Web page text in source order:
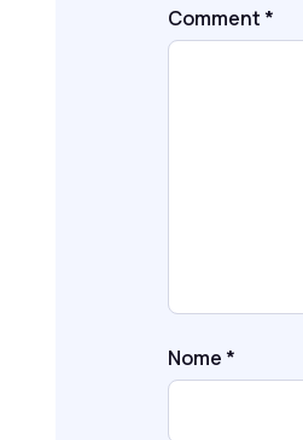
Comment *
Nome *